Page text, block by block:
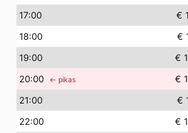
17:00 €
18:00 €
19:00 €
20:00 ← pikas €
21:00 €
22:00 €